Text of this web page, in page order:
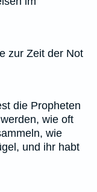
zur Zeit der Not
die Propheten
wie oft
wie
und ihr habt